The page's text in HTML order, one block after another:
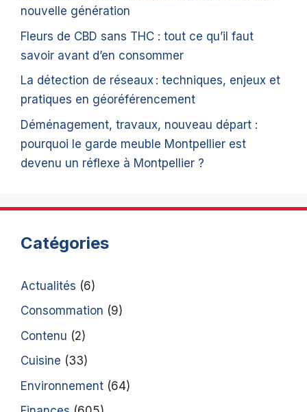
nouvelle génération
Fleurs de CBD sans THC : tout ce qu’il faut
savoir avant d’en consommer
La détection de réseaux : techniques, enjeux et
pratiques en géoréférencement
Déménagement, travaux, nouveau départ :
pourquoi le garde meuble Montpellier est
devenu un réflexe à Montpellier ?
Catégories
Actualités (6)
Consommation (9)
Contenu (2)
Cuisine (33)
Environnement (64)